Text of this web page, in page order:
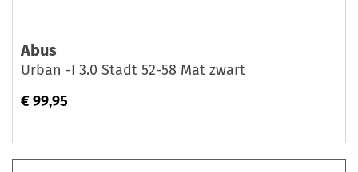
Abus
Urban -I 3.0 Stadt 52-58 Mat zwart
€ 99,95